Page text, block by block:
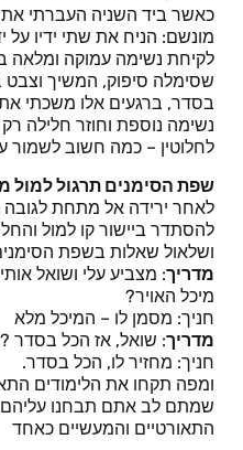
כאשר ביד השניה העברתי את
מונשם: הניח את שתי ידיו
לקיחת נשימה עמוקה ומלאה
שסימלה סיפוק, המשיך וצבט
בסדר, ברגעים אלו משכתי את
נשימה נוספת וחוזר חלילה
לחלוטין – כמה חשוב לשמור
שפת הסימנים תרגול למול
לאחר ירידה אל מתחת לגובה
להסתדר ביישור קו למול
ושלאול שאלות בשפת
מדריך: מצביע עלי ושואל
מיכל האויר?
חניך: מסמן לו – המיכל מלא
מדריך: שואל, אז הכל בסדר ?
חניך: מחזיר לו, הכל בסדר.
ומפה תקחו את הלימודים
שמתם לב אתם תבחנו עליהם
התאורטיים והמעשיים כאחד